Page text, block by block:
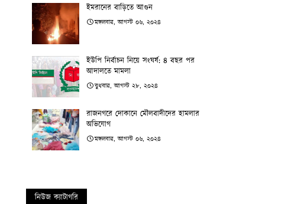
ইমরানের বাড়িতে আগুন
মঙ্গলবার, আগস্ট ০৬, ২০২৪
ইউপি নির্বাচন নিয়ে সংঘর্ষ: ৪ বছর পর
আদালতে মামলা
বুধবার, আগস্ট ২৮, ২০২৪
রাজনগরে দোকানে মৌলবাদীদের হামলার
অভিযোগ
মঙ্গলবার, আগস্ট ০৬, ২০২৪
নিউজ ক্যাটাগরি